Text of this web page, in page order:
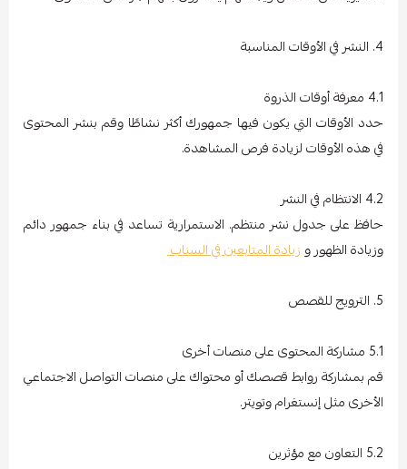
4. النشر في الأوقات المناسبة
4.1 معرفة أوقات الذروة
حدد الأوقات التي يكون فيها جمهورك أكثر نشاطًا وقم بنشر المحتوى
في هذه الأوقات لزيادة فرص المشاهدة.
4.2 الانتظام في النشر
حافظ على جدول نشر منتظم. الاستمرارية تساعد في بناء جمهور دائم
وزيادة الظهور و زيادة المتابعين في السناب
5. الترويج للقصص
5.1 مشاركة المحتوى على منصات أخرى
قم بمشاركة روابط قصصك أو محتواك على منصات التواصل الاجتماعي
الأخرى مثل إنستغرام وتويتر.
5.2 التعاون مع مؤثرين